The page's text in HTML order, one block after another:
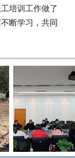
培训工作做了
断学习，共同